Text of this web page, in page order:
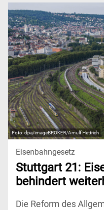
dpa/imageBROKER/Arnulf Hettrich
Eisenbahngesetz
Stuttgart 21:
behindert
Die Reform des